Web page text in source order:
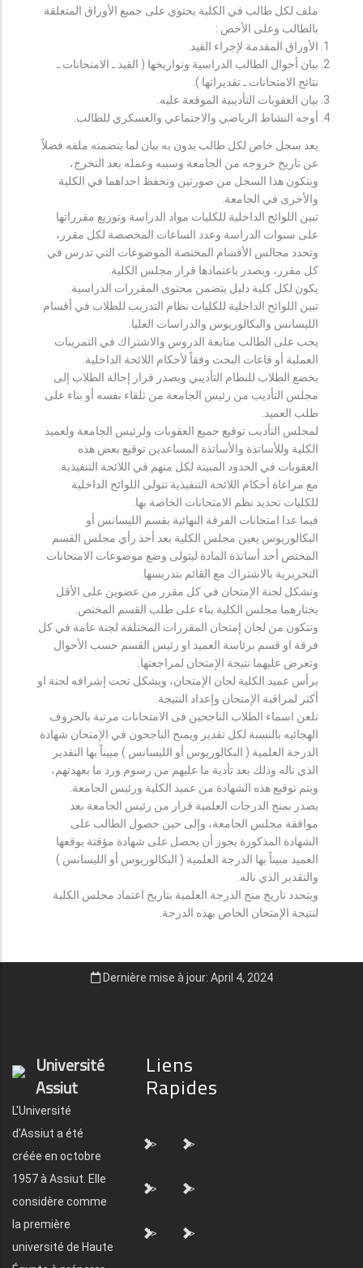
ملف لكل طالب في الكلية يحتوي على جميع الأوراق المتعلقة
بالطالب وعلى الأخص :
الأوراق المقدمة لإجراء القيد.
بيان أحوال الطالب الدراسية وتواريخها ( القيد ـ الامتحانات ـ
نتائح الامتحانات ـ تقديراتها ).
بيان العقوبات التأديبية الموقعة عليه.
أوجه النشاط الرياضي والاجتماعي والعسكري للطالب.
يعد سجل خاص لكل طالب يدون به بيان لما يتضمنه ملفه فضلاً
عن تاريخ خروجه من الجامعة وسببه وعمله بعد التخرج،
ويتكون هذا السجل من صورتين وتحفظ احداهما في الكلية
والأخرى في الجامعة.
تبين اللوائح الداخلية للكليات مواد الدراسة وتوزيع مقرراتها
على سنوات الدراسة وعدد الساعات المخصصة لكل مقرر،
وتحدد مجالس الأقسام المختصة الموضوعات التي تدرس في
كل مقرر، ويصدر باعتمادها قرار مجلس الكلية.
يكون لكل كلية دليل يتضمن محتوى المقررات الدراسية.
تبين اللوائح الداخلية للكليات نظام التدريب للطلاب في أقسام
الليسانس والبكالوريوس والدراسات العليا.
يجب على الطالب متابعة الدروس والاشتراك في التمرينات
العملية أو قاعات البحث وفقاً لأحكام اللائحة الداخلية.
يخضع الطلاب للنظام التأديبي ويصدر قرار إحالة الطلاب إلى
مجلس التأديب من رئيس الجامعة من تلقاء نفسه أو بناء على
طلب العميد.
لمجلس التأديب توقيع جميع العقوبات ولرئيس الجامعة ولعميد
الكلية وللأساتذة والأساتذة المساعدين توقيع بعض هذه
العقوبات في الحدود المبينة لكل منهم في اللائحة التنفيذية.
مع مراعاة أحكام اللائحة التنفيذية تتولى اللوائح الداخلية
للكليات تحديد نظم الامتحانات الخاصة بها.
فيما عدا امتحانات الفرقة النهائية بقسم الليسانس أو
البكالوريوس يعين مجلس الكلية بعد أخذ رأي مجلس القسم
المختص أحد أساتذة المادة ليتولى وضع موضوعات الامتحانات
التحريرية بالاشتراك مع القائم بتدريسها.
وتشكل لجنة الإمتحان في كل مقرر من عضوين على الأقل
يختارهما مجلس الكلية بناء على طلب القسم المختص.
وتتكون من لجان إمتحان المقررات المختلفة لجنة عامة في كل
فرقة او قسم برئاسة العميد او رئيس القسم حسب الأحوال
وتعرض عليهما نتيجة الإمتحان لمراجعتها.
يرأس عميد الكلية لجان الإمتحان، ويشكل تحت إشرافه لجنة او
أكثر لمراقبة الإمتحان وإعداد النتيجة.
تلعن اسماء الطلاب الناجحين فى الامتحانات مرتبة بالحروف
الهجائيه بالنسبة لكل تقدير ويمنح الناجحون في الإمتحان شهادة
الدرجة العلمية ( البكالوريوس أو الليسانس ) مبيناً بها التقدير
الذي ناله وذلك بعد تأدية ما عليهم من رسوم ورد ما بعهدتهم،
ويتم توقيع هذه الشهادة من عميد الكلية ورئيس الجامعة.
يصدر بمنح الدرجات العلمية قرار من رئيس الجامعة بعد
موافقة مجلس الجامعة، وإلى حين حصول الطالب على
الشهادة المذكورة يجوز أن يحصل على شهادة مؤقتة يوقعها
العميد مبيناً بها الدرجة العلمية ( البكالوريوس أو الليسانس )
والتقدير الذي ناله.
ويتحدد تاريخ منح الدرجة العلمية بتاريخ اعتماد مجلس الكلية
لنتيجة الإمتحان الخاص بهذه الدرجة.
Dernière mise à jour: April 4, 2024
Université
Assiut
L'Université
d'Assiut a été
créée en octobre
1957 à Assiut. Elle
considère comme
la première
université de Haute
Liens
Rapides
"> ">
"> ">
"> ">